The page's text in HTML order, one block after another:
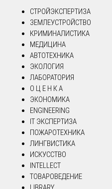
СТРОЙЭКСПЕРТИЗА
ЗЕМЛЕУСТРОЙСТВО
КРИМИНАЛИСТИКА
МЕДИЦИНА
АВТОТЕХНИКА
ЭКОЛОГИЯ
ЛАБОРАТОРИЯ
О Ц Е Н К А
ЭКОНОМИКА
ENGINEERING
IT ЭКСПЕРТИЗА
ПОЖАРОТЕХНИКА
ЛИНГВИСТИКА
ИСКУССТВО
INTELLECT
ТОВАРОВЕДЕНИЕ